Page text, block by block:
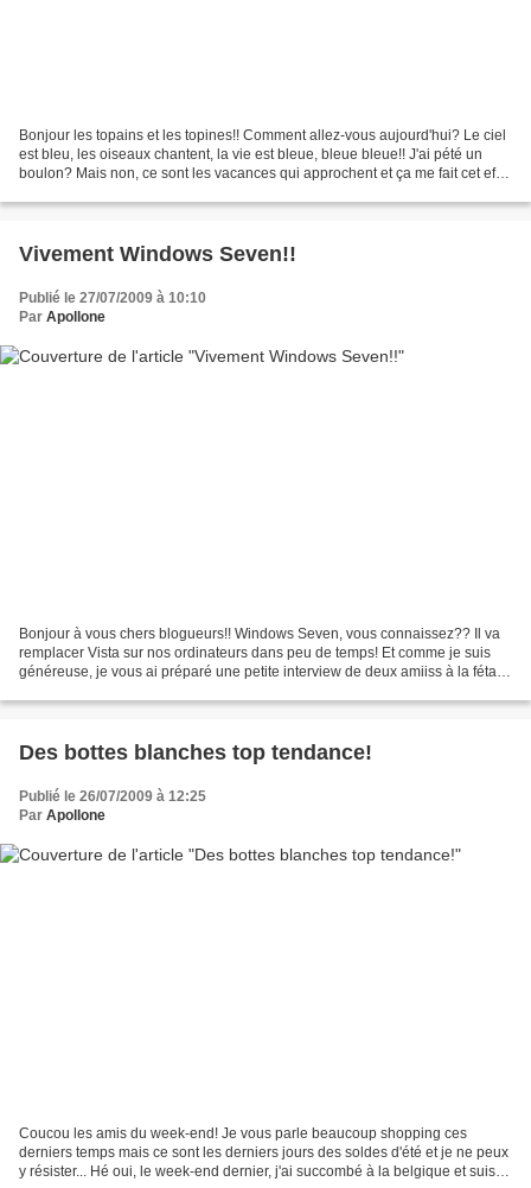
Bonjour les topains et les topines!! Comment allez-vous aujourd'hui? Le ciel
est bleu, les oiseaux chantent, la vie est bleue, bleue bleue!! J'ai pété un
boulon? Mais non, ce sont les vacances qui approchent et ça me fait cet effet
Vivement Windows Seven!!
Publié le 27/07/2009 à 10:10
Par Apollone
Bonjour à vous chers blogueurs!! Windows Seven, vous connaissez?? Il va
remplacer Vista sur nos ordinateurs dans peu de temps! Et comme je suis
généreuse, je vous ai préparé une petite interview de deux amiiss à la féta
Des bottes blanches top tendance!
Publié le 26/07/2009 à 12:25
Par Apollone
Coucou les amis du week-end! Je vous parle beaucoup shopping ces
derniers temps mais ce sont les derniers jours des soldes d'été et je ne peux
y résister... Hé oui, le week-end dernier, j'ai succombé à la belgique et suis